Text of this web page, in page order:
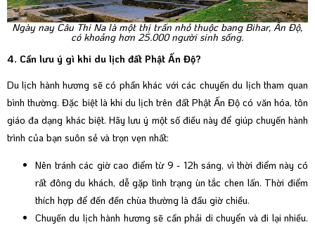
Ngày nay Câu Thi Na là một thị trấn nhỏ thuộc bang Bihar, Ấn Độ,
có khoảng hơn 25.000 người sinh sống.
4. Cần lưu ý gì khi du lịch đất Phật Ấn Độ?
Du lịch hành hương sẽ có phần khác với các chuyến du lịch tham quan
bình thường. Đặc biệt là khi du lịch trên đất Phật Ấn Độ có văn hóa, tôn
giáo đa dạng khác biệt. Hãy lưu ý một số điều này để giúp chuyến hành
trình của bạn suôn sẻ và trọn vẹn nhất:
Nên tránh các giờ cao điểm từ 9 - 12h sáng, vì thời điểm này có
rất đông du khách, dễ gặp tình trạng ùn tắc chen lấn. Thời điểm
thích hợp để đến đền chùa thường là đầu giờ chiều.
Chuyến du lịch hành hương sẽ cần phải di chuyển và đi lại nhiều.